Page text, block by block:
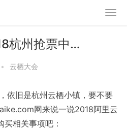
杭州抢票中…
• 云栖大会
依旧是杭州云栖小镇，要不要
网来说一说2018阿里云
相关事项吧：